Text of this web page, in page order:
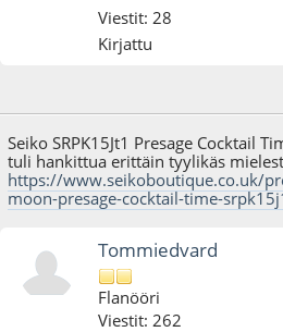
Viestit: 28
Kirjattu
Seiko SRPK15Jt1 Presage Cocktail
tuli hankittua erittäin tyylikäs
https://www.seikoboutique.co.uk/
moon-presage-cocktail-time-
Tommiedvard
Flanööri
Viestit: 262